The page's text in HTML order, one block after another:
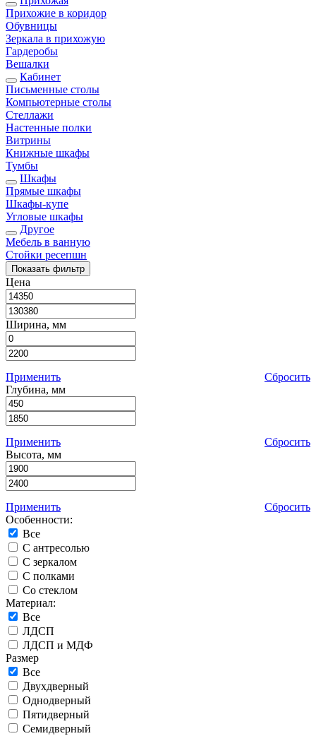
Прихожие в коридор
Обувницы
Зеркала в прихожую
Гардеробы
Вешалки
Кабинет
Письменные столы
Компьютерные столы
Стеллажи
Настенные полки
Витрины
Книжные шкафы
Тумбы
Шкафы
Прямые шкафы
Шкафы-купе
Угловые шкафы
Другое
Мебель в ванную
Стойки ресепшн
Показать фильтр
Цена
Ширина, мм
Применить
Сбросить
Глубина, мм
Применить
Сбросить
Высота, мм
Применить
Сбросить
Особенности:
Все
С антресолью
С зеркалом
С полками
Со стеклом
Материал:
Все
ЛДСП
ЛДСП и МДФ
Размер
Все
Двухдверный
Однодверный
Пятидверный
Семидверный